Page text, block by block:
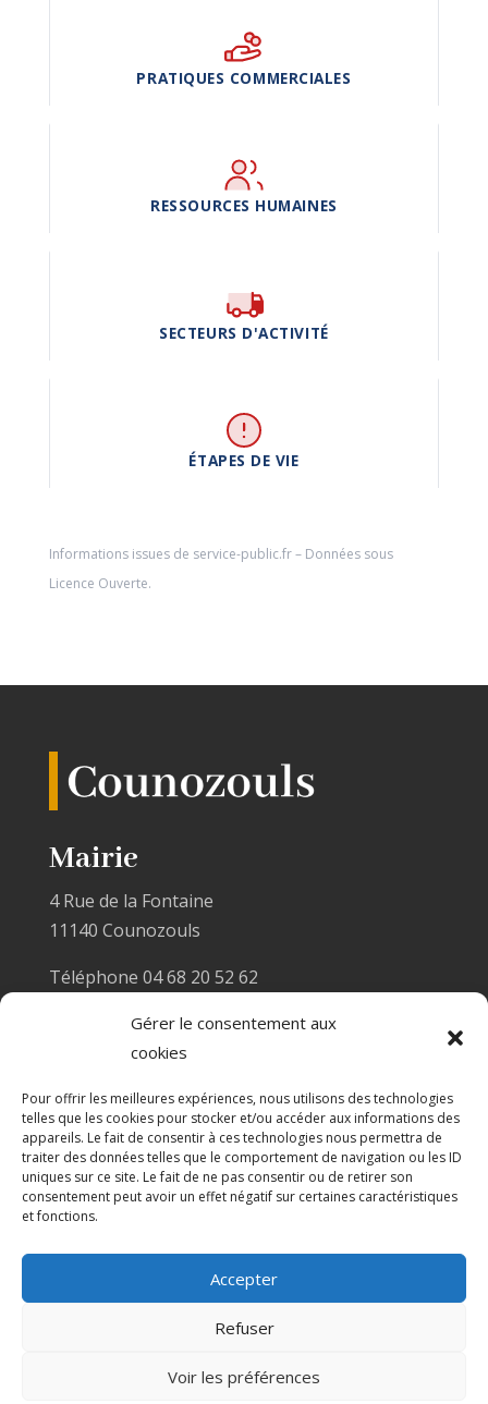
Gérer le consentement aux
cookies
Pour offrir les meilleures expériences, nous utilisons des technologies
telles que les cookies pour stocker et/ou accéder aux informations des
appareils. Le fait de consentir à ces technologies nous permettra de
traiter des données telles que le comportement de navigation ou les ID
uniques sur ce site. Le fait de ne pas consentir ou de retirer son
consentement peut avoir un effet négatif sur certaines caractéristiques
et fonctions.
Accepter
Refuser
Voir les préférences
PRATIQUES COMMERCIALES
RESSOURCES HUMAINES
SECTEURS D'ACTIVITÉ
ÉTAPES DE VIE
Informations issues de service-public.fr– Données sous
Licence Ouverte.
Mairie
4 Rue de la Fontaine
11140 Counozouls
Téléphone 04 68 20 52 62
Horaires Mairie
Secrétariat de Mairie : Mme Carole Rigoni
Le lundi et le mercredi de 10h à 12h
et de 14h à 17h
© 2026 Mairie de Counozouls | Site Internet réalisé